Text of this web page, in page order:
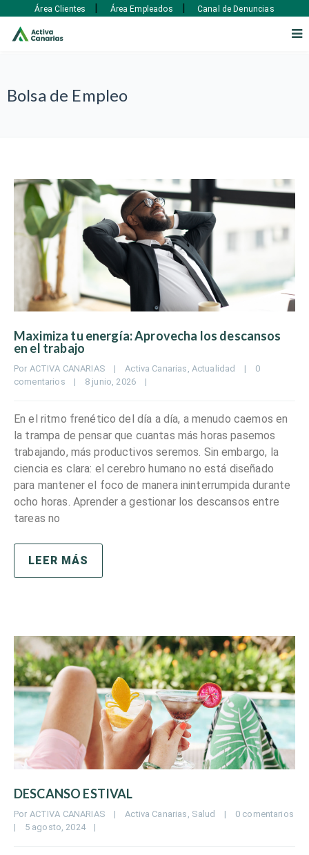
Bolsa de Empleo
Maximiza tu energía: Aprovecha los descansos
en el trabajo
Por ACTIVA CANARIAS | Activa Canarias , Actualidad |
0
comentarios
| 8 junio, 2026 |
En el ritmo frenético del día a día, a menudo caemos en
la trampa de pensar que cuantas más horas pasemos
trabajando, más productivos seremos. Sin embargo, la
ciencia es clara: el cerebro humano no está diseñado
para mantener el foco de manera ininterrumpida durante
ocho horas. Aprender a gestionar los descansos entre
tareas no
LEER MÁS
DESCANSO ESTIVAL
Por ACTIVA CANARIAS | Activa Canarias Salud |
0 comentarios
|
5 agosto, 2024 |
Área Clientes | Área Empleados | Canal de Denuncias